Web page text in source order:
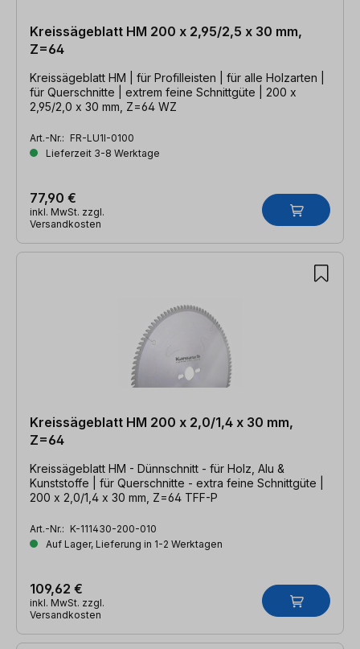
Kreissägeblatt HM 200 x 2,95/2,5 x 30 mm,
Z=64
Kreissägeblatt HM | für Profilleisten | für alle Holzarten |
für Querschnitte | extrem feine Schnittgüte | 200 x
2,95/2,0 x 30 mm, Z=64 WZ
Art.-Nr.: FR-LU1I-0100
Lieferzeit 3-8 Werktage
77,90 €
inkl. MwSt. zzgl.
Versandkosten
Kreissägeblatt HM 200 x 2,0/1,4 x 30 mm,
Z=64
Kreissägeblatt HM - Dünnschnitt - für Holz, Alu &
Kunststoffe | für Querschnitte - extra feine Schnittgüte |
200 x 2,0/1,4 x 30 mm, Z=64 TFF-P
Art.-Nr.: K-111430-200-010
Auf Lager, Lieferung in 1-2 Werktagen
109,62 €
inkl. MwSt. zzgl.
Versandkosten